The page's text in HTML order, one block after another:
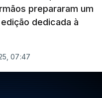
prepararam um
dedicada à
07:47